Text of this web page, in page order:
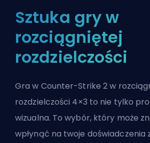
Sztuka gry w
rozciągniętej
rozdzielczości
Gra w Counter-Strike 2 w
rozdzielczości 4×3 to nie tylko
wizualna. To wybór, który może
wpłynąć na twoje doświadczenia